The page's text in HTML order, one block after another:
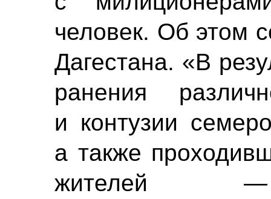
человек. Об этом
Дагестана. «В
ранения
и контузии
а также